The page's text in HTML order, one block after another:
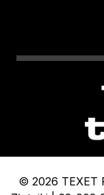
© 2026 TEXET